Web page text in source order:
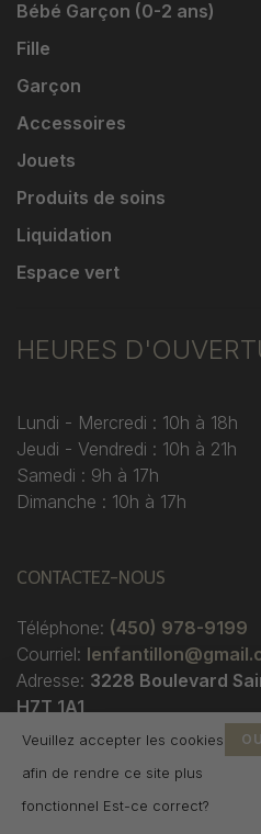
Bébé Garçon (0-2 ans)
Fille
Garçon
Accessoires
Jouets
Produits de soins
Liquidation
Espace vert
HEURES
Lundi - Mercredi : 10h à 18h
Jeudi - Vendredi : 10h à 21h
Samedi : 9h à 17h
Dimanche : 10h à 17h
CONTACTEZ-NOUS
Téléphone: (450) 978-9199
Courriel:
Adresse: 3228 Boulevard
H7T 1A1
Veuillez accepter les cookies
afin de rendre ce site plus
fonctionnel Est-ce correct?